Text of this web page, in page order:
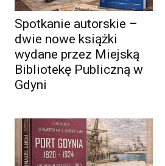
Spotkanie autorskie –
dwie nowe książki
wydane przez Miejską
Bibliotekę Publiczną w
Gdyni